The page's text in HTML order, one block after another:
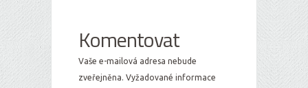
Komentovat
Vaše e-mailová adresa nebude
zveřejněna. Vyžadované informace